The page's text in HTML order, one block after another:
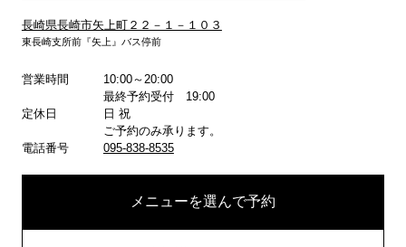
長崎県長崎市矢上町２２－１－１０３
東長崎支所前『矢上』バス停前
営業時間
10:00～20:00
最終予約受付 19:00
定休日
日 祝
ご予約のみ承ります。
電話番号
095-838-8535
メニューを選んで予約